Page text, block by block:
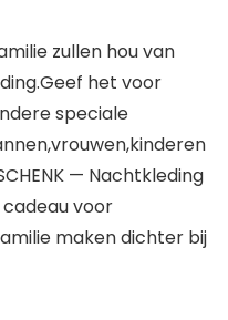
zullen hou van
het voor
speciale
— Nachtkleding
voor
maken dichter bij